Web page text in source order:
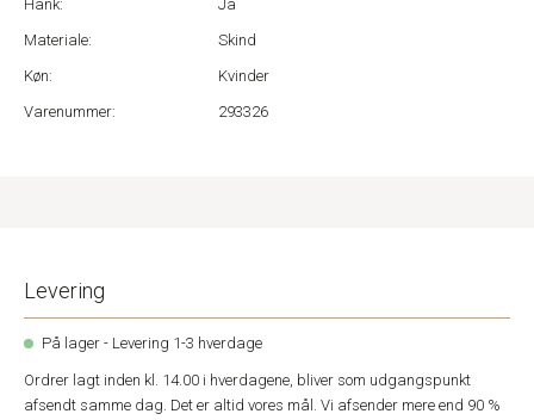
Hank:
Ja
Materiale:
Skind
Køn:
Kvinder
Varenummer:
293326
Levering
På lager - Levering 1-3 hverdage
Ordrer lagt inden kl. 14.00 i hverdagene, bliver som udgangspunkt
afsendt samme dag. Det er altid vores mål. Vi afsender mere end 90 %